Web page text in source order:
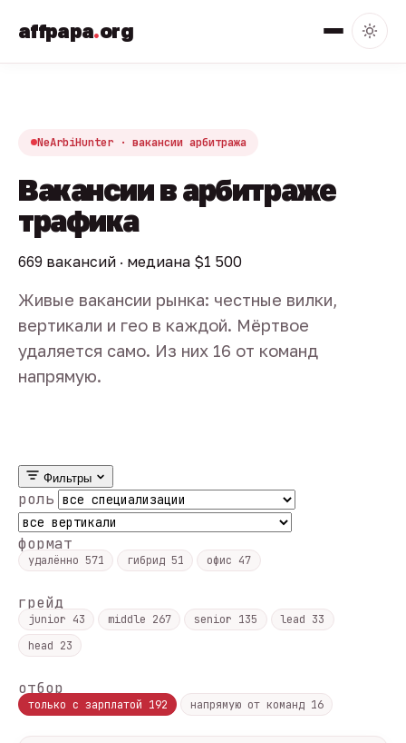
affpapa.org
NeArbiHunter · вакансии арбитража
Вакансии в арбитраже
трафика
669 вакансий · медиана $1 500
Живые вакансии рынка: честные вилки,
вертикали и гео в каждой. Мёртвое
удаляется само. Из них 16 от команд
напрямую.
Фильтры
роль
формат
удалённо 571 гибрид 51 офис 47
грейд
junior 43 middle 267 senior 135 lead 33
head 23
отбор
только с зарплатой 192 напрямую от команд 16